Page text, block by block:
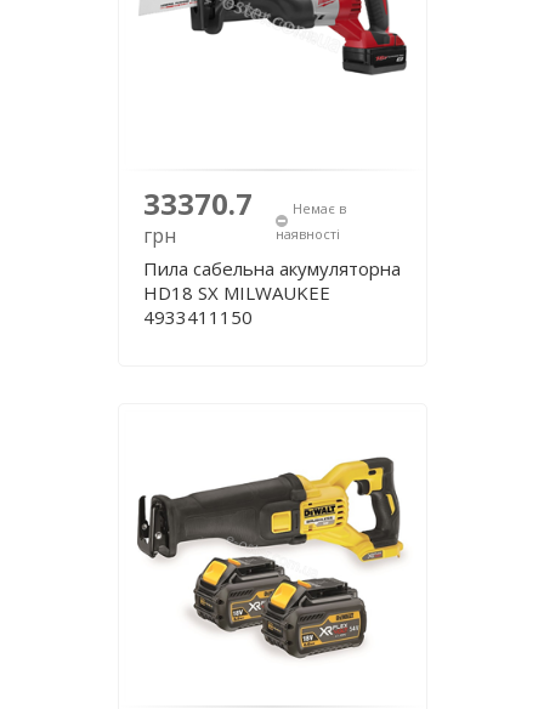
33370.7
грн
Немає в
наявності
Пила сабельна акумуляторна
HD18 SX MILWAUKEE
4933411150